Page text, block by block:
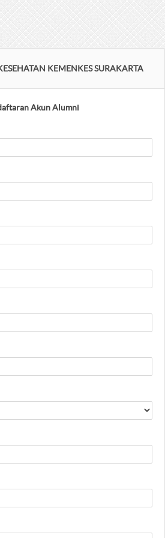
KEMENKES SURAKARTA
Akun Alumni